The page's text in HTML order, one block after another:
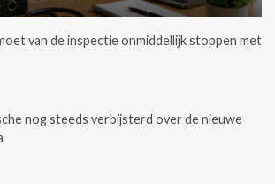
van de inspectie onmiddellijk stoppen met
nog steeds verbijsterd over de nieuwe